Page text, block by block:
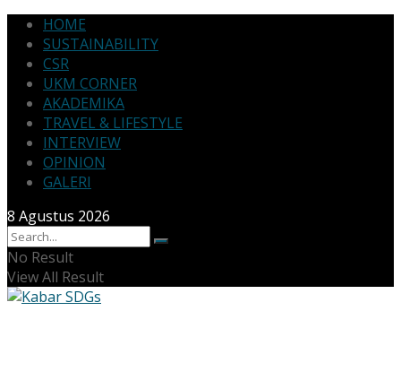
HOME
SUSTAINABILITY
CSR
UKM CORNER
AKADEMIKA
TRAVEL & LIFESTYLE
INTERVIEW
OPINION
GALERI
8 Agustus 2026
No Result
View All Result